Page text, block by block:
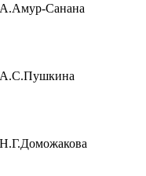
А.Амур-Санана
А.С.Пушкина